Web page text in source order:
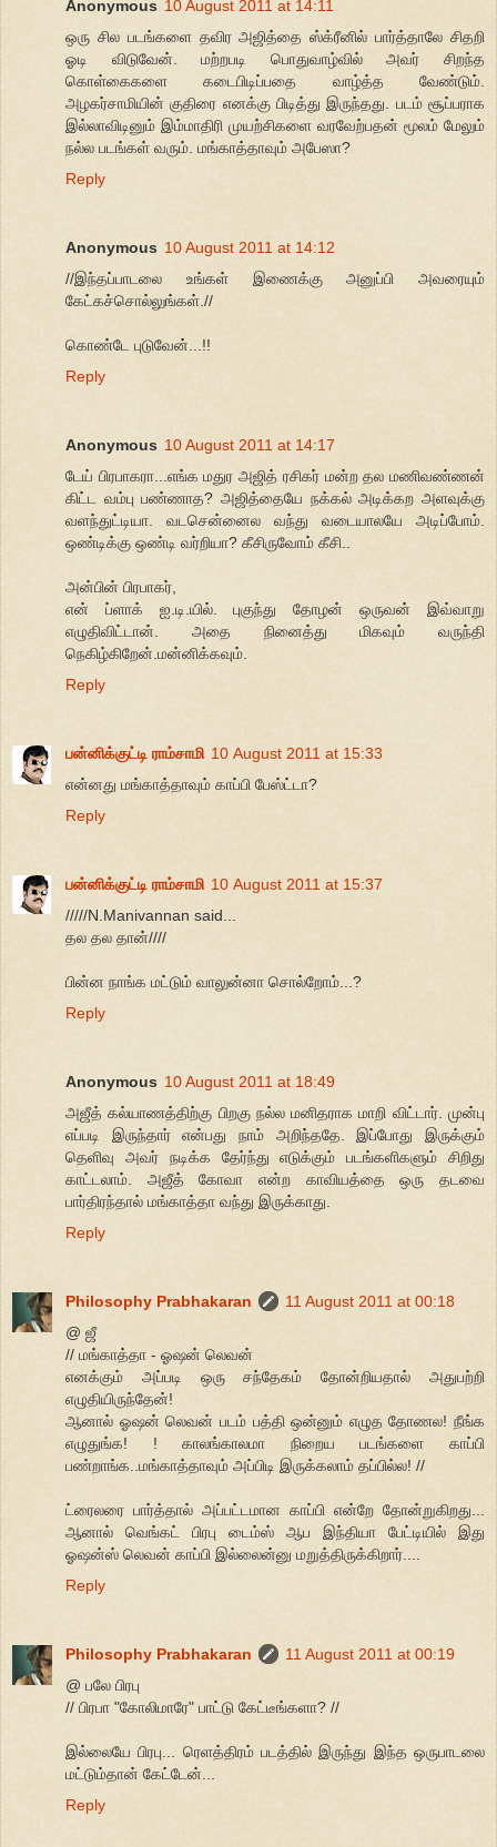
Anonymous 10 August 2011 at 14:11
ஒரு சில படங்களை தவிர அஜித்தை ஸ்க்ரீனில் பார்த்தாலே சிதறி
ஓடி விடுவேன். மற்றபடி பொதுவாழ்வில் அவர் சிறந்த
கொள்கைகளை கடைபிடிப்பதை வாழ்த்த வேண்டும்.
அழகர்சாமியின் குதிரை எனக்கு பிடித்து இருந்தது. படம் சூப்பராக
இல்லாவிடினும் இம்மாதிரி முயற்சிகளை வரவேற்பதன் மூலம் மேலும்
நல்ல படங்கள் வரும். மங்காத்தாவும் அபேஸா?
Reply
Anonymous 10 August 2011 at 14:12
//இந்தப்பாடலை உங்கள் இணைக்கு அனுப்பி அவரையும்
கேட்கச்சொல்லுங்கள்.//
கொண்டே புடுவேன்...!!
Reply
Anonymous 10 August 2011 at 14:17
டேய் பிரபாகரா...எங்க மதுர அஜித் ரசிகர் மன்ற தல மணிவண்ணன்
கிட்ட வம்பு பண்ணாத? அஜித்தையே நக்கல் அடிக்கற அளவுக்கு
வளந்துட்டியா. வடசென்னைல வந்து வடையாலயே அடிப்போம்.
ஒண்டிக்கு ஒண்டி வர்றியா? கீசிருவோம் கீசி..
அன்பின் பிரபாகர்,
என் ப்ளாக் ஐ.டி.யில். புகுந்து தோழன் ஒருவன் இவ்வாறு
எழுதிவிட்டான். அதை நினைத்து மிகவும் வருந்தி
நெகிழ்கிறேன்.மன்னிக்கவும்.
Reply
பன்னிக்குட்டி ராம்சாமி 10 August 2011 at 15:33
என்னது மங்காத்தாவும் காப்பி பேஸ்ட்டா?
Reply
பன்னிக்குட்டி ராம்சாமி 10 August 2011 at 15:37
/////N.Manivannan said...
தல தல தான்////
பின்ன நாங்க மட்டும் வாலுன்னா சொல்றோம்...?
Reply
Anonymous 10 August 2011 at 18:49
அஜீத் கல்யாணத்திற்கு பிறகு நல்ல மனிதராக மாறி விட்டார். முன்பு
எப்படி இருந்தார் என்பது நாம் அறிந்ததே. இப்போது இருக்கும்
தெளிவு அவர் நடிக்க தேர்ந்து எடுக்கும் படங்களிகளும் சிறிது
காட்டலாம். அஜீத் கோவா என்ற காவியத்தை ஒரு தடவை
பார்திரந்தால் மங்காத்தா வந்து இருக்காது.
Reply
Philosophy Prabhakaran
11 August 2011 at 00:18
@ ஜீ
// மங்காத்தா - ஓஷன் லெவன்
எனக்கும் அப்படி ஒரு சந்தேகம் தோன்றியதால் அதுபற்றி
எழுதியிருந்தேன்!
ஆனால் ஓஷன் லெவன் படம் பத்தி ஒன்னும் எழுத தோணல! நீங்க
எழுதுங்க! ! காலங்காலமா நிறைய படங்களை காப்பி
பண்றாங்க..மங்காத்தாவும் அப்பிடி இருக்கலாம் தப்பில்ல! //
ட்ரைலரை பார்த்தால் அப்பட்டமான காப்பி என்றே தோன்றுகிறது...
ஆனால் வெங்கட் பிரபு டைம்ஸ் ஆப இந்தியா பேட்டியில் இது
ஓஷன்ஸ் லெவன் காப்பி இல்லைன்னு மறுத்திருக்கிறார்....
Reply
Philosophy Prabhakaran
11 August 2011 at 00:19
@ பலே பிரபு
// பிரபா "கோலிமாரே" பாட்டு கேட்டீங்களா? //
இல்லையே பிரபு... ரெளத்திரம் படத்தில் இருந்து இந்த ஒருபாடலை
மட்டும்தான் கேட்டேன்...
Reply